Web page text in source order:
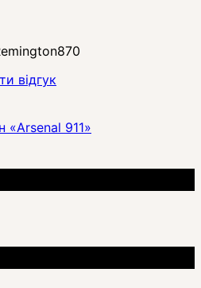
відгук